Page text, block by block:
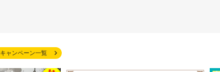
キャンペーン一覧